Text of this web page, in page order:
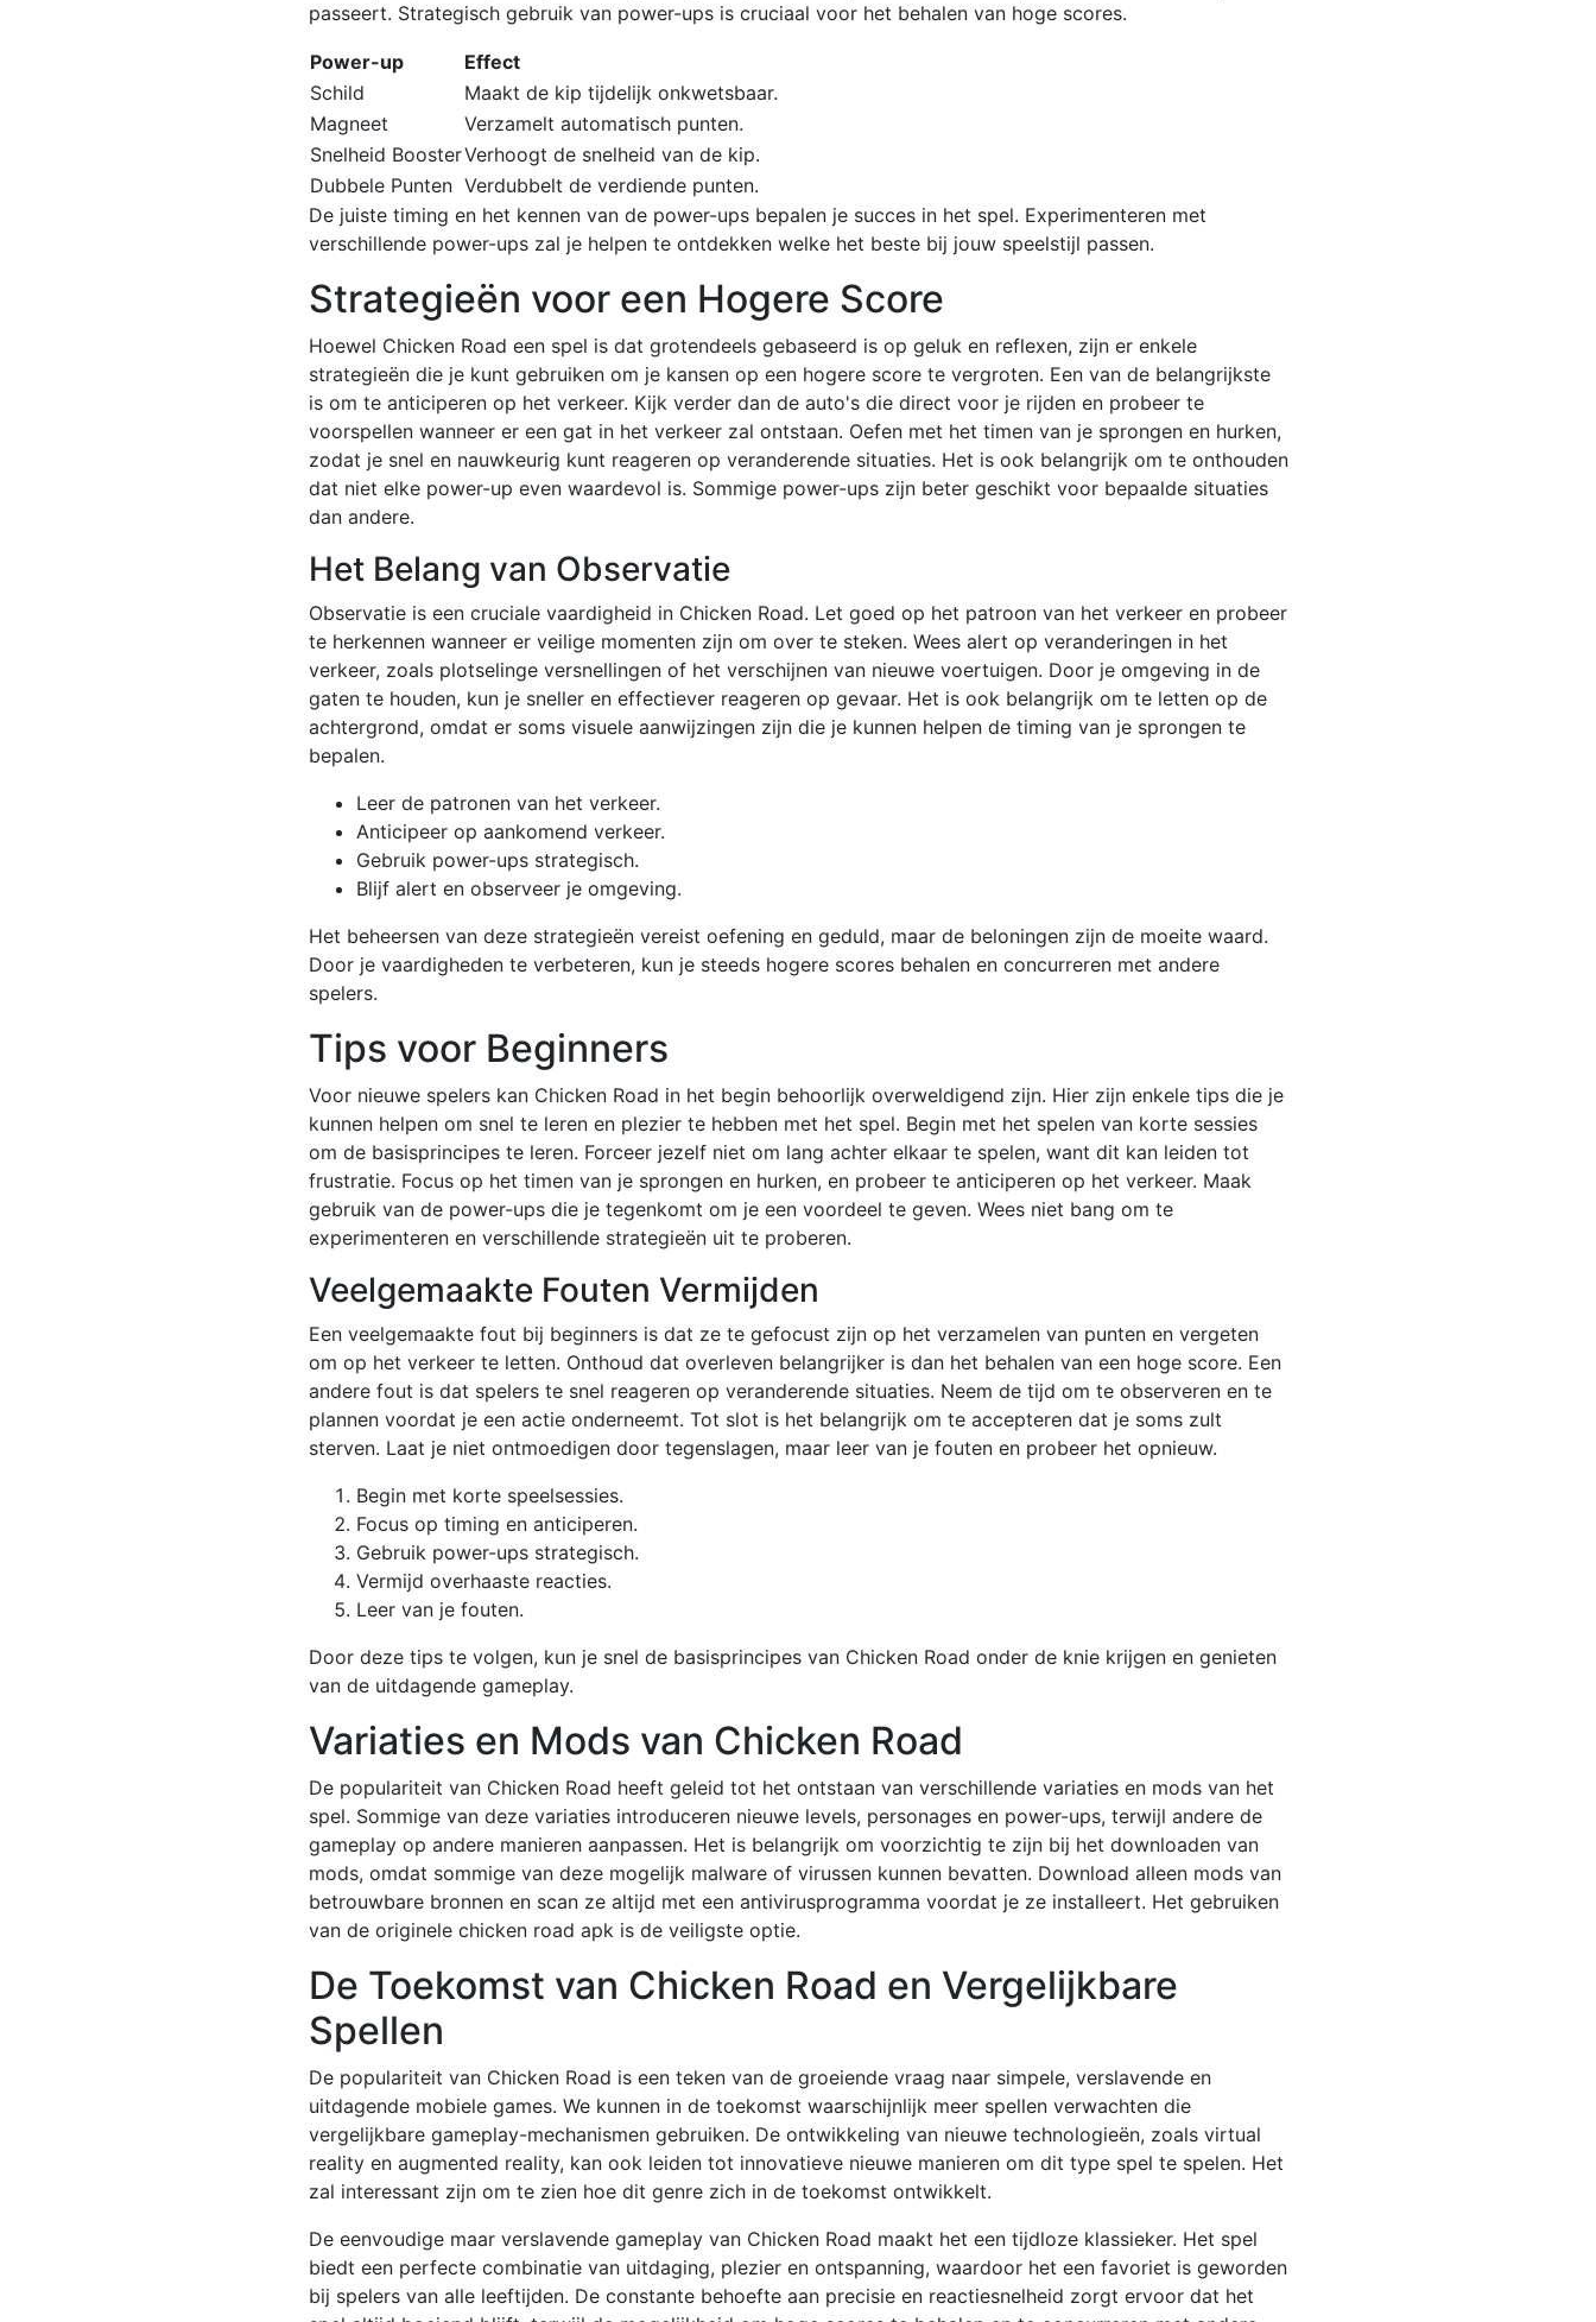
passeert. Strategisch gebruik van power-ups is cruciaal voor het behalen van hoge scores.
Power-up
Effect
Schild
Maakt de kip tijdelijk onkwetsbaar.
Magneet
Verzamelt automatisch punten.
Snelheid BoosterVerhoogt de snelheid van de kip.
Dubbele Punten Verdubbelt de verdiende punten.
De juiste timing en het kennen van de power-ups bepalen je succes in het spel. Experimenteren met
verschillende power-ups zal je helpen te ontdekken welke het beste bij jouw speelstijl passen.
Strategieën voor een Hogere Score
Hoewel Chicken Road een spel is dat grotendeels gebaseerd is op geluk en reflexen, zijn er enkele
strategieën die je kunt gebruiken om je kansen op een hogere score te vergroten. Een van de belangrijkste
is om te anticiperen op het verkeer. Kijk verder dan de auto's die direct voor je rijden en probeer te
voorspellen wanneer er een gat in het verkeer zal ontstaan. Oefen met het timen van je sprongen en hurken,
zodat je snel en nauwkeurig kunt reageren op veranderende situaties. Het is ook belangrijk om te onthouden
dat niet elke power-up even waardevol is. Sommige power-ups zijn beter geschikt voor bepaalde situaties
dan andere.
Het Belang van Observatie
Observatie is een cruciale vaardigheid in Chicken Road. Let goed op het patroon van het verkeer en probeer
te herkennen wanneer er veilige momenten zijn om over te steken. Wees alert op veranderingen in het
verkeer, zoals plotselinge versnellingen of het verschijnen van nieuwe voertuigen. Door je omgeving in de
gaten te houden, kun je sneller en effectiever reageren op gevaar. Het is ook belangrijk om te letten op de
achtergrond, omdat er soms visuele aanwijzingen zijn die je kunnen helpen de timing van je sprongen te
bepalen.
Leer de patronen van het verkeer.
Anticipeer op aankomend verkeer.
Gebruik power-ups strategisch.
Blijf alert en observeer je omgeving.
Het beheersen van deze strategieën vereist oefening en geduld, maar de beloningen zijn de moeite waard.
Door je vaardigheden te verbeteren, kun je steeds hogere scores behalen en concurreren met andere
spelers.
Tips voor Beginners
Voor nieuwe spelers kan Chicken Road in het begin behoorlijk overweldigend zijn. Hier zijn enkele tips die je
kunnen helpen om snel te leren en plezier te hebben met het spel. Begin met het spelen van korte sessies
om de basisprincipes te leren. Forceer jezelf niet om lang achter elkaar te spelen, want dit kan leiden tot
frustratie. Focus op het timen van je sprongen en hurken, en probeer te anticiperen op het verkeer. Maak
gebruik van de power-ups die je tegenkomt om je een voordeel te geven. Wees niet bang om te
experimenteren en verschillende strategieën uit te proberen.
Veelgemaakte Fouten Vermijden
Een veelgemaakte fout bij beginners is dat ze te gefocust zijn op het verzamelen van punten en vergeten
om op het verkeer te letten. Onthoud dat overleven belangrijker is dan het behalen van een hoge score. Een
andere fout is dat spelers te snel reageren op veranderende situaties. Neem de tijd om te observeren en te
plannen voordat je een actie onderneemt. Tot slot is het belangrijk om te accepteren dat je soms zult
sterven. Laat je niet ontmoedigen door tegenslagen, maar leer van je fouten en probeer het opnieuw.
Begin met korte speelsessies.
Focus op timing en anticiperen.
Gebruik power-ups strategisch.
Vermijd overhaaste reacties.
Leer van je fouten.
Door deze tips te volgen, kun je snel de basisprincipes van Chicken Road onder de knie krijgen en genieten
van de uitdagende gameplay.
Variaties en Mods van Chicken Road
De populariteit van Chicken Road heeft geleid tot het ontstaan van verschillende variaties en mods van het
spel. Sommige van deze variaties introduceren nieuwe levels, personages en power-ups, terwijl andere de
gameplay op andere manieren aanpassen. Het is belangrijk om voorzichtig te zijn bij het downloaden van
mods, omdat sommige van deze mogelijk malware of virussen kunnen bevatten. Download alleen mods van
betrouwbare bronnen en scan ze altijd met een antivirusprogramma voordat je ze installeert. Het gebruiken
van de originele chicken road apkis de veiligste optie.
De Toekomst van Chicken Road en Vergelijkbare
Spellen
De populariteit van Chicken Road is een teken van de groeiende vraag naar simpele, verslavende en
uitdagende mobiele games. We kunnen in de toekomst waarschijnlijk meer spellen verwachten die
vergelijkbare gameplay-mechanismen gebruiken. De ontwikkeling van nieuwe technologieën, zoals virtual
reality en augmented reality, kan ook leiden tot innovatieve nieuwe manieren om dit type spel te spelen. Het
zal interessant zijn om te zien hoe dit genre zich in de toekomst ontwikkelt.
De eenvoudige maar verslavende gameplay van Chicken Road maakt het een tijdloze klassieker. Het spel
biedt een perfecte combinatie van uitdaging, plezier en ontspanning, waardoor het een favoriet is geworden
bij spelers van alle leeftijden. De constante behoefte aan precisie en reactiesnelheid zorgt ervoor dat het